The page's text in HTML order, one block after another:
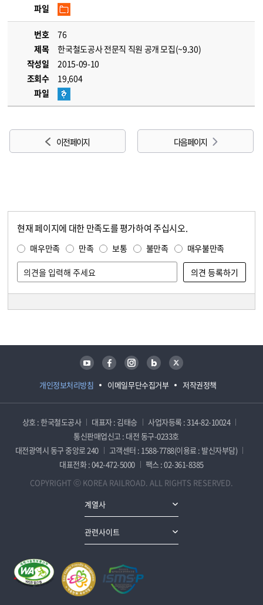
파일
번호
76
제목
한국철도공사 전문직 직원 공개 모집(~9.30)
작성일
2015-09-10
조회수
19,604
파일
이전 페이지 다음 페이지
현재 페이지에 대한 만족도를 평가하여 주십시오.
매우만족 만족 보통 불만족 매우불만족
개인정보처리방침 이메일무단수집거부 저작권정책
유튜브 페이스북 인스타그램 블로그 트위터
상호 : 한국철도공사 대표자 : 김태승
사업자등록 : 314-82-10024
통신판매업신고 : 대전 동구-0233호
대전광역시 동구 중앙로 240
고객센터 : 1588-7788(이용료 : 발신자부담)
대표전화 : 042-472-5000
팩스 : 02-361-8385
COPYRIGHT ⓒ KOREA RAILROAD. ALL RIGHTS RESERVED.
계열사
관련사이트